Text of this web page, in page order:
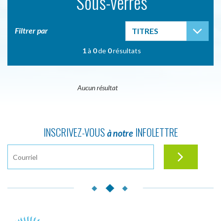
Filtrer par TITRES
1à 0de 0résultats
Aucun résultat
INSCRIVEZ-VOUS à notreINFOLETTRE